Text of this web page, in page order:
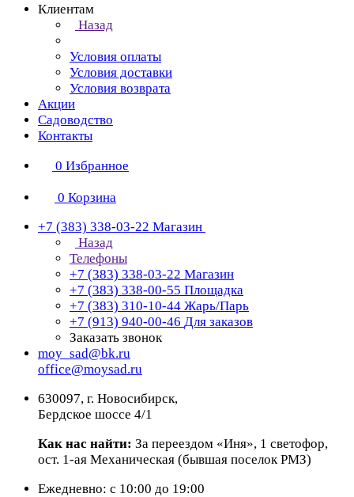
Клиентам
Назад
Условия оплаты
Условия доставки
Условия возврата
Акции
Садоводство
Контакты
0 Избранное
0 Корзина
+7 (383) 338-03-22 Магазин
Назад
Телефоны
+7 (383) 338-03-22 Магазин
+7 (383) 338-00-55 Площадка
+7 (383) 310-10-44 Жарь/Парь
+7 (913) 940-00-46 Для заказов
Заказать звонок
moy_sad@bk.ru
office@moysad.ru
630097, г. Новосибирск,
Бердское шоссе 4/1
Как нас найти: За переездом «Иня», 1 светофор,
ост. 1-ая Механическая (бывшая поселок РМЗ)
Ежедневно: с 10:00 до 19:00